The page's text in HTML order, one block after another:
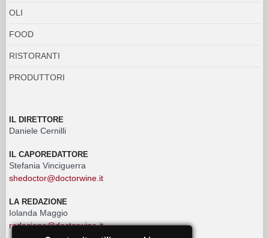
OLI
FOOD
RISTORANTI
PRODUTTORI
IL DIRETTORE
Daniele Cernilli
IL CAPOREDATTORE
Stefania Vinciguerra
shedoctor@doctorwine.it
LA REDAZIONE
Iolanda Maggio
redazione@doctorwine.it